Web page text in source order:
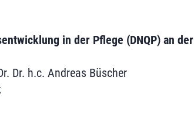
in der Pflege (DNQP) an
Dr. h.c. Andreas Büscher